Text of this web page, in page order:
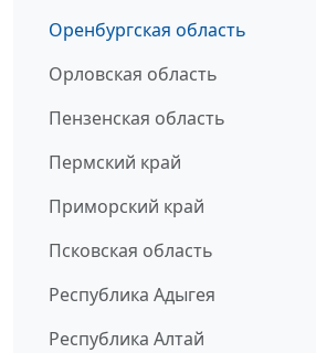
Оренбургская область
Орловская область
Пензенская область
Пермский край
Приморский край
Псковская область
Республика Адыгея
Республика Алтай